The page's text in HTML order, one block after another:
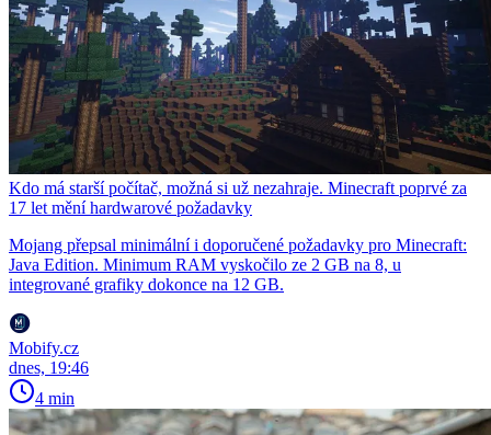
Kdo má starší počítač, možná si už nezahraje. Minecraft poprvé za
17 let mění hardwarové požadavky
Mojang přepsal minimální i doporučené požadavky pro Minecraft:
Java Edition. Minimum RAM vyskočilo ze 2 GB na 8, u
integrované grafiky dokonce na 12 GB.
Mobify.cz
dnes, 19:46
4 min